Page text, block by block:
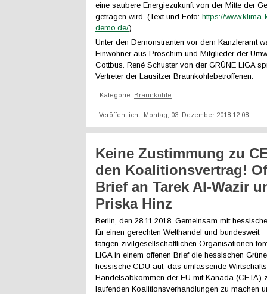
eine saubere Energiezukunft von der Mitte der
getragen wird. (Text und Foto: https://
demo.de/)
Unter den Demonstranten vor dem Kanzleramt
Einwohner aus Proschim und Mitglieder der
Cottbus. René Schuster von der GRÜNE LIGA
Vertreter der Lausitzer Braunkohlebetroffenen.
Kategorie: Braunkohle
Veröffentlicht: Montag, 03. Dezember 2018 12:08
Keine Zustimmung zu
den Koalitionsvertrag!
Brief an Tarek Al-Wazir
Priska Hinz
Berlin, den 28.11.2018. Gemeinsam mit
für einen gerechten Welthandel und bundesweit
tätigen zivilgesellschaftlichen Organisationen
LIGA in einem offenen Brief die hessischen
hessische CDU auf, das umfassende
Handelsabkommen der EU mit Kanada (CETA)
laufenden Koalitionsverhandlungen zu machen